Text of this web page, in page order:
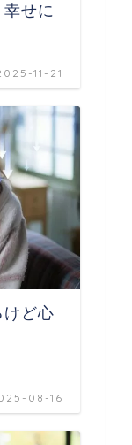
せに
11-21
ど心
08-16